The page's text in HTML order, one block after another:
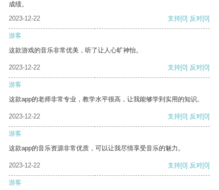
成绩。
2023-12-22
支持[0] 反对[0]
游客
这款游戏的音乐非常优美，听了让人心旷神怡。
2023-12-22 支持[0] 反对[0]
游客
这款app的老师非常专业，教学水平很高，让我能够学到实用的知识。
2023-12-22 支持[0] 反对[0]
游客
这款app的音乐资源非常优质，可以让我尽情享受音乐的魅力。
2023-12-22 支持[0] 反对[0]
游客